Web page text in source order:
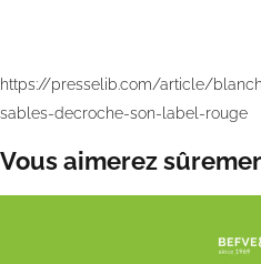
https://presselib.com/article/
sables-decroche-son-label-rouge
Vous aimerez